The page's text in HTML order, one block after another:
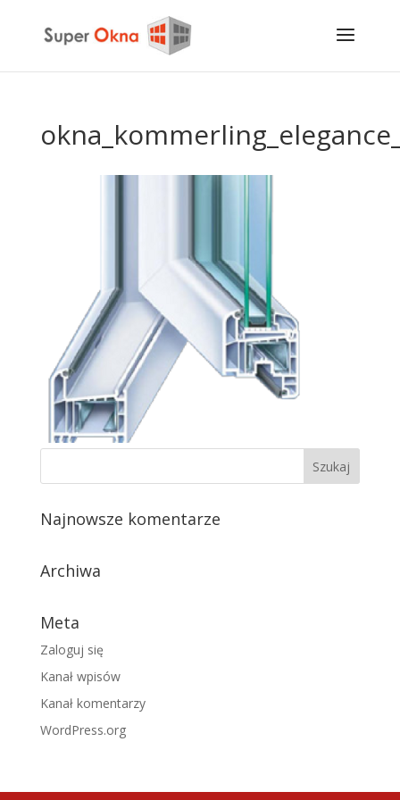
Najnowsze komentarze
Archiwa
Meta
Zaloguj się
Kanał wpisów
Kanał komentarzy
WordPress.org